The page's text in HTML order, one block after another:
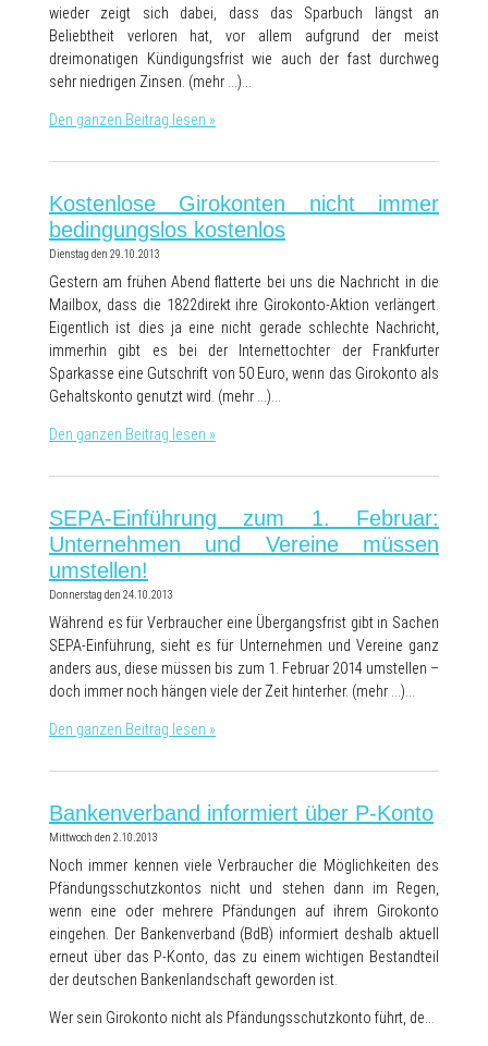
wieder zeigt sich dabei, dass das Sparbuch längst an
Beliebtheit verloren hat, vor allem aufgrund der meist
dreimonatigen Kündigungsfrist wie auch der fast durchweg
sehr niedrigen Zinsen. (mehr …)…
Den ganzen Beitrag lesen »
Kostenlose Girokonten nicht immer
bedingungslos kostenlos
Dienstag den 29.10.2013
Gestern am frühen Abend flatterte bei uns die Nachricht in die
Mailbox, dass die 1822direkt ihre Girokonto-Aktion verlängert.
Eigentlich ist dies ja eine nicht gerade schlechte Nachricht,
immerhin gibt es bei der Internettochter der Frankfurter
Sparkasse eine Gutschrift von 50 Euro, wenn das Girokonto als
Gehaltskonto genutzt wird. (mehr …)…
Den ganzen Beitrag lesen »
SEPA-Einführung zum 1. Februar:
Unternehmen und Vereine müssen
umstellen!
Donnerstag den 24.10.2013
Während es für Verbraucher eine Übergangsfrist gibt in Sachen
SEPA-Einführung, sieht es für Unternehmen und Vereine ganz
anders aus, diese müssen bis zum 1. Februar 2014 umstellen –
doch immer noch hängen viele der Zeit hinterher. (mehr …)…
Den ganzen Beitrag lesen »
Bankenverband informiert über P-Konto
Mittwoch den 2.10.2013
Noch immer kennen viele Verbraucher die Möglichkeiten des
Pfändungsschutzkontos nicht und stehen dann im Regen,
wenn eine oder mehrere Pfändungen auf ihrem Girokonto
eingehen. Der Bankenverband (BdB) informiert deshalb aktuell
erneut über das P-Konto, das zu einem wichtigen Bestandteil
der deutschen Bankenlandschaft geworden ist.
Wer sein Girokonto nicht als Pfändungsschutzkonto führt, de…